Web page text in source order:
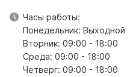
Часы работы:
Понедельник: Выходной
Вторник: 09:00 - 18:00
Среда: 09:00 - 18:00
Четверг: 09:00 - 18:00